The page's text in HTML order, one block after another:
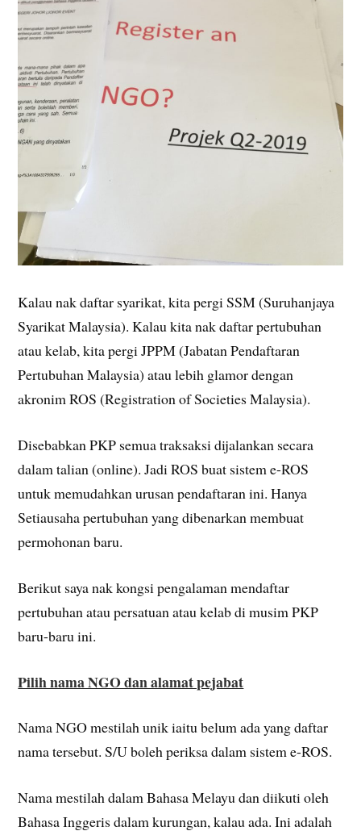
Kalau nak daftar syarikat, kita pergi SSM (Suruhanjaya
Syarikat Malaysia). Kalau kita nak daftar pertubuhan
atau kelab, kita pergi JPPM (Jabatan Pendaftaran
Pertubuhan Malaysia) atau lebih glamor dengan
akronim ROS (Registration of Societies Malaysia).
Disebabkan PKP semua traksaksi dijalankan secara
dalam talian (online). Jadi ROS buat sistem e-ROS
untuk memudahkan urusan pendaftaran ini. Hanya
Setiausaha pertubuhan yang dibenarkan membuat
permohonan baru.
Berikut saya nak kongsi pengalaman mendaftar
pertubuhan atau persatuan atau kelab di musim PKP
baru-baru ini.
Pilih nama NGO dan alamat pejabat
Nama NGO mestilah unik iaitu belum ada yang daftar
nama tersebut. S/U boleh periksa dalam sistem e-ROS.
Nama mestilah dalam Bahasa Melayu dan diikuti oleh
Bahasa Inggeris dalam kurungan, kalau ada. Ini adalah